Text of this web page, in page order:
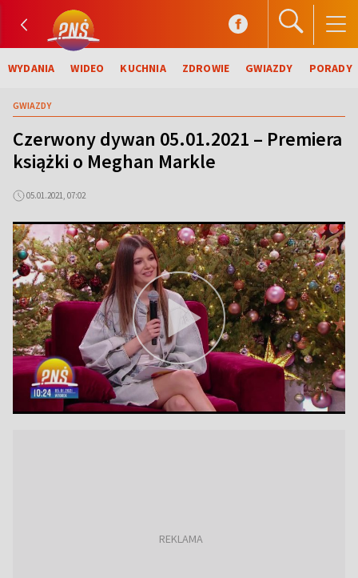
WYDANIA WIDEO KUCHNIA ZDROWIE GWIAZDY PORADY
GWIAZDY
Czerwony dywan 05.01.2021 – Premiera
książki o Meghan Markle
05.01.2021, 07:02